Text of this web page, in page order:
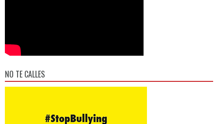
NO TE CALLES